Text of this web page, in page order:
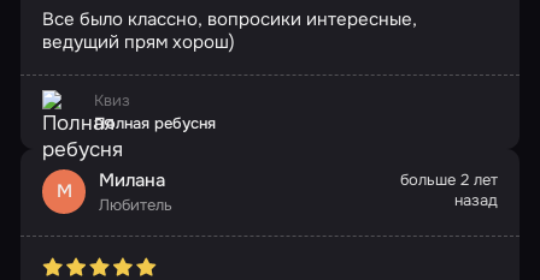
Все было классно, вопросики интересные,
ведущий прям хорош)
Квиз
Полная ребусня
М Милана
Любитель
больше 2 лет
назад